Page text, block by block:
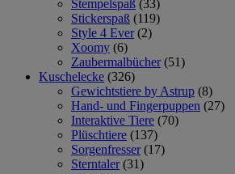
Stempelspaß (33)
Stickerspaß (119)
Style 4 Ever (2)
Xoomy (6)
Zaubermalbücher (51)
Kuschelecke (326)
Gewichtstiere by Astrup (8)
Hand- und Fingerpuppen (27)
Interaktive Tiere (70)
Plüschtiere (137)
Sorgenfresser (17)
Sterntaler (31)